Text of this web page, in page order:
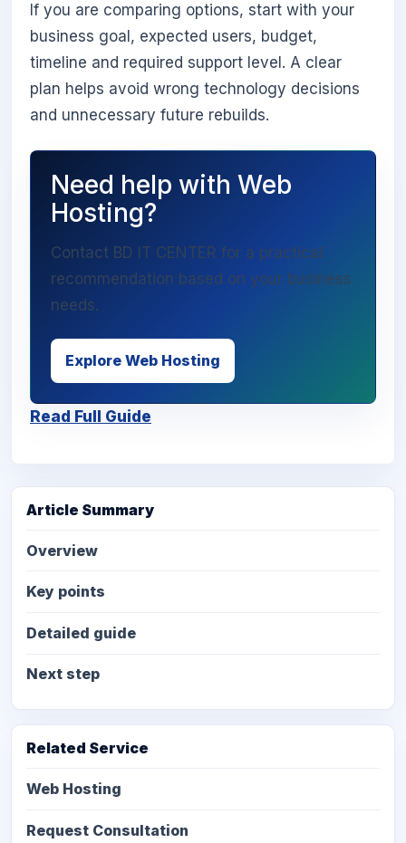
If you are comparing options, start with your
business goal, expected users, budget,
timeline and required support level. A clear
plan helps avoid wrong technology decisions
and unnecessary future rebuilds.
Need help with Web
Hosting?
Contact BD IT CENTER for a practical
recommendation based on your business
needs.
Explore Web Hosting
Read Full Guide
Article Summary
Overview
Key points
Detailed guide
Next step
Related Service
Web Hosting
Request Consultation